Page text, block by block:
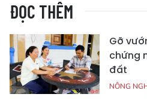
ĐỌC THÊM
Gỡ
chứng
đất
NÔNG